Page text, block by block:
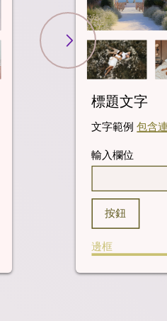
標題文字
文字範例 包含
輸入欄位
按鈕
邊框